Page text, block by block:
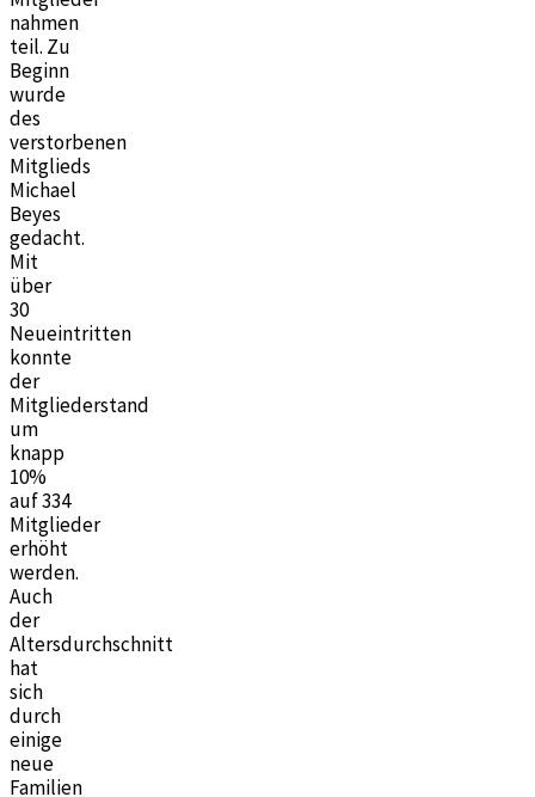
nahmen
teil. Zu
Beginn
wurde
des
verstorbenen
Mitglieds
Michael
Beyes
gedacht.
Mit
über
30
Neueintritten
konnte
der
Mitgliederstand
um
knapp
10%
auf 334
Mitglieder
erhöht
werden.
Auch
der
Altersdurchschnitt
hat
sich
durch
einige
neue
Familien